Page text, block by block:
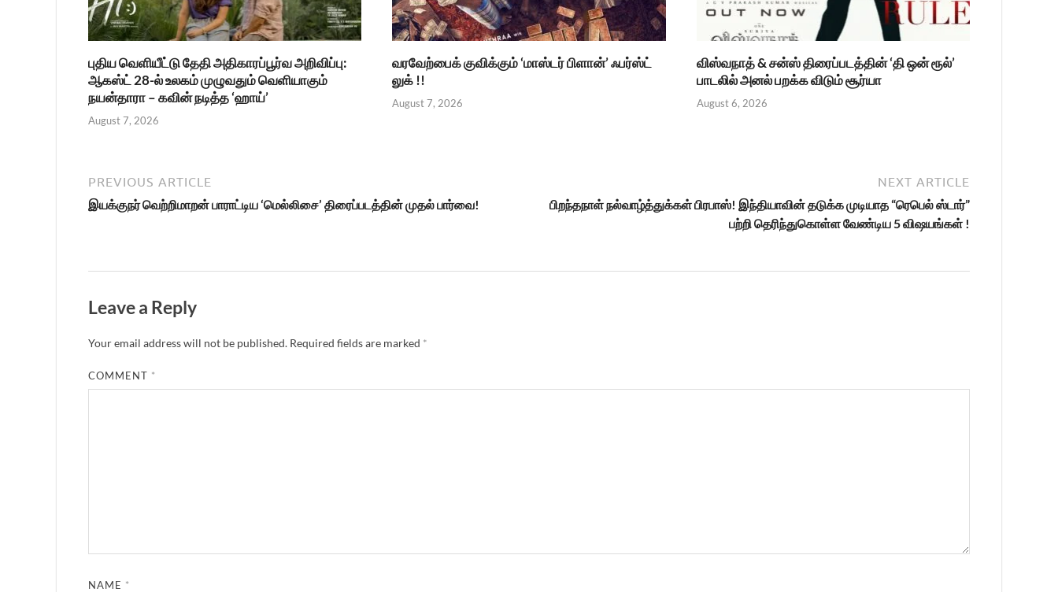
புதிய வெளியீட்டு தேதி அதிகாரப்பூர்வ அறிவிப்பு:
ஆகஸ்ட் 28-ல் உலகம் முழுவதும் வெளியாகும்
நயன்தாரா – கவின் நடித்த ‘ஹாய்’
August 7, 2026
வரவேற்பைக் குவிக்கும் ‘மாஸ்டர் பிளான்’ ஃபர்ஸ்ட்
லுக் !!
August 7, 2026
விஸ்வநாத் & சன்ஸ் திரைப்படத்தின் ‘தி ஒன் ரூல்’
பாடலில் அனல் பறக்க விடும் சூர்யா
August 6, 2026
PREVIOUS ARTICLE
இயக்குநர் வெற்றிமாறன் பாராட்டிய ‘மெல்லிசை’ திரைப்படத்தின் முதல் பார்வை!
NEXT ARTICLE
பிறந்தநாள் நல்வாழ்த்துக்கள் பிரபாஸ்! இந்தியாவின் தடுக்க முடியாத “ரெபெல் ஸ்டார்”
பற்றி தெரிந்துகொள்ள வேண்டிய 5 விஷயங்கள் !
Leave a Reply
Your email address will not be published. Required fields are marked *
COMMENT *
NAME *